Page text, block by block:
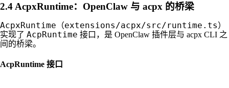
2.4 AcpxRuntime：OpenClaw 与 acpx 的桥梁
AcpxRuntime （extensions/acpx/src/runtime.ts）
实现了 AcpRuntime 接口，是 OpenClaw 插件层与 acpx CLI 之
间的桥梁。
AcpRuntime 接口